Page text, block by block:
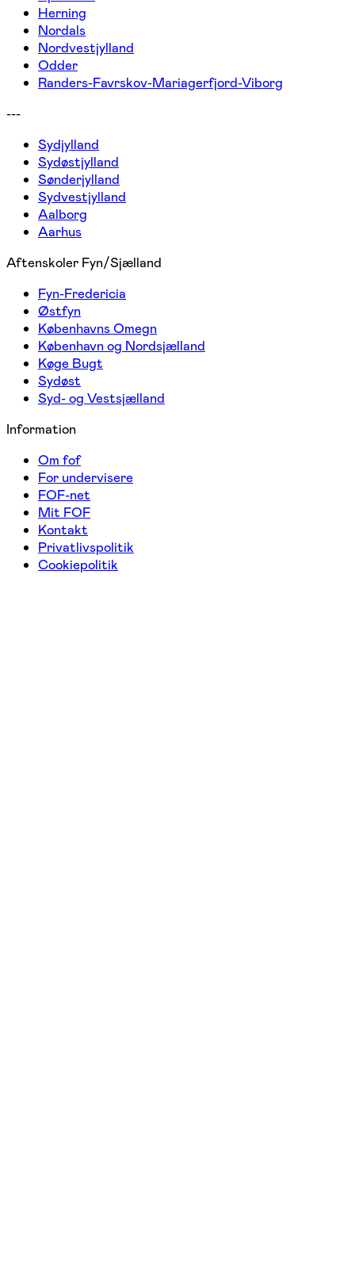
Herning
Nordals
Nordvestjylland
Odder
Randers-Favrskov-Mariagerfjord-Viborg
---
Sydjylland
Sydøstjylland
Sønderjylland
Sydvestjylland
Aalborg
Aarhus
Aftenskoler Fyn/Sjælland
Fyn-Fredericia
Østfyn
Københavns Omegn
København og Nordsjælland
Køge Bugt
Sydøst
Syd- og Vestsjælland
Information
Om fof
For undervisere
FOF-net
Mit FOF
Kontakt
Privatlivspolitik
Cookiepolitik